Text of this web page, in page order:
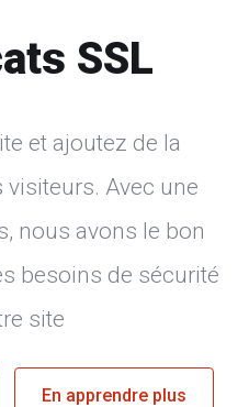
SSL
et ajoutez de la
Avec une
nous avons le bon
besoins de sécurité
site
En apprendre plus